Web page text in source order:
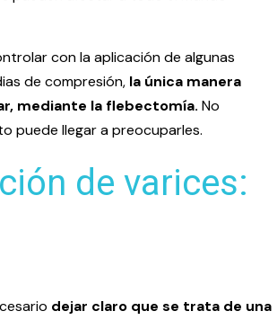
con la aplicación de algunas
de compresión, la única manera
mediante la flebectomía. No
puede llegar a preocuparles.
de varices:
dejar claro que se trata de una